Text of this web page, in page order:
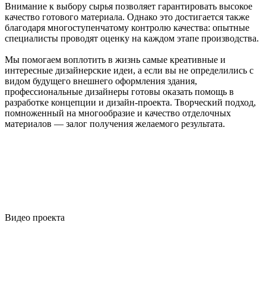
Внимание к выбору сырья позволяет гарантировать высокое
качество готового материала. Однако это достигается также
благодаря многоступенчатому контролю качества: опытные
специалисты проводят оценку на каждом этапе производства.
Мы помогаем воплотить в жизнь самые креативные и
интересные дизайнерские идеи, а если вы не определились с
видом будущего внешнего оформления здания,
профессиональные дизайнеры готовы оказать помощь в
разработке концепции и дизайн-проекта. Творческий подход,
помноженный на многообразие и качество отделочных
материалов — залог получения желаемого результата.
Видео проекта